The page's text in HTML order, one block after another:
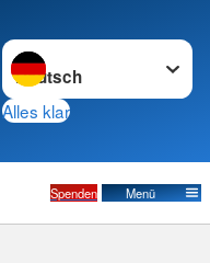
Sprache wechseln zu
Alles klar
Spenden Menü